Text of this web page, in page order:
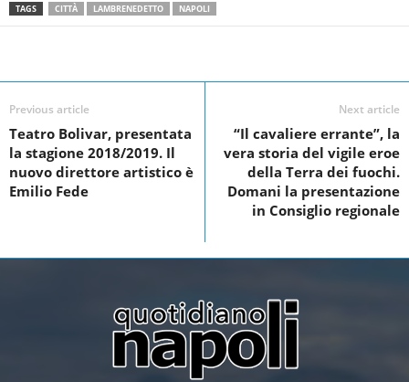
a
e
b
o
o
k
w
t
t
e
r
i
k
e
d
I
n
h
r
TAGS CITTÀ LAMBRENEDETTO NAPOLI
Previous article
Teatro Bolivar, presentata
la stagione 2018/2019. Il
nuovo direttore artistico è
Emilio Fede
Next article
“Il cavaliere errante”, la
vera storia del vigile eroe
della Terra dei fuochi.
Domani la presentazione
in Consiglio regionale